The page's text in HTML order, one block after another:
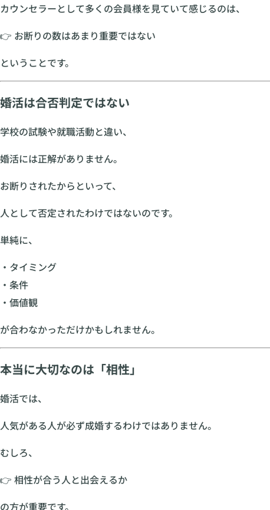
カウンセラーとして多くの会員様を見ていて感じるのは、
👉 お断りの数はあまり重要ではない
ということです。
婚活は合否判定ではない
学校の試験や就職活動と違い、
婚活には正解がありません。
お断りされたからといって、
人として否定されたわけではないのです。
単純に、
・タイミング
・条件
・価値観
が合わなかっただけかもしれません。
本当に大切なのは「相性」
婚活では、
人気がある人が必ず成婚するわけではありません。
むしろ、
👉 相性が合う人と出会えるか
の方が重要です。